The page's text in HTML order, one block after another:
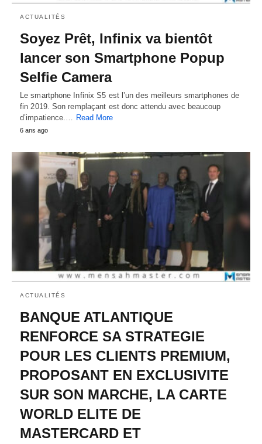
ACTUALITÉS
Soyez Prêt, Infinix va bientôt
lancer son Smartphone Popup
Selfie Camera
Le smartphone Infinix S5 est l’un des meilleurs smartphones de
fin 2019. Son remplaçant est donc attendu avec beaucoup
d’impatience.… Read More
6 ans ago
ACTUALITÉS
BANQUE ATLANTIQUE
RENFORCE SA STRATEGIE
POUR LES CLIENTS PREMIUM,
PROPOSANT EN EXCLUSIVITE
SUR SON MARCHE, LA CARTE
WORLD ELITE DE
MASTERCARD ET